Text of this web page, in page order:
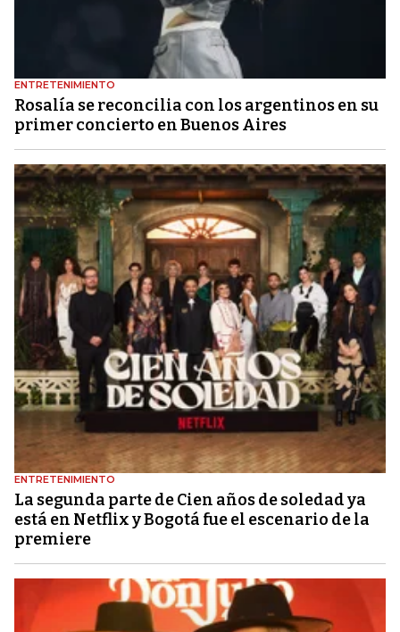
ENTRETENIMIENTO
Rosalía se reconcilia con los argentinos en su
primer concierto en Buenos Aires
ENTRETENIMIENTO
La segunda parte de Cien años de soledad ya
está en Netflix y Bogotá fue el escenario de la
premiere